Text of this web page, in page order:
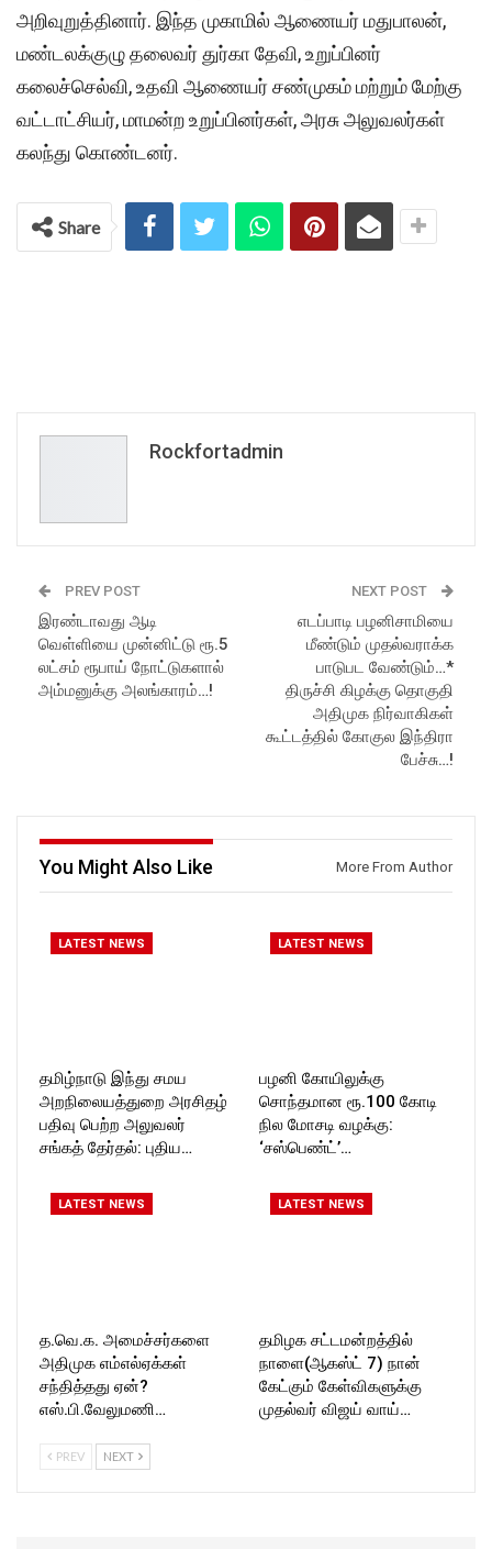
அறிவுறுத்தினார். இந்த முகாமில் ஆணையர் மதுபாலன்,
மண்டலக்குழு தலைவர் துர்கா தேவி, உறுப்பினர்
கலைச்செல்வி, உதவி ஆணையர் சண்முகம் மற்றும் மேற்கு
வட்டாட்சியர், மாமன்ற உறுப்பினர்கள், அரசு அலுவலர்கள்
கலந்து கொண்டனர்.
Share
Rockfortadmin
PREV POST
இரண்டாவது ஆடி
வெள்ளியை முன்னிட்டு ரூ.5
லட்சம் ரூபாய் நோட்டுகளால்
அம்மனுக்கு அலங்காரம்…!
NEXT POST
எடப்பாடி பழனிசாமியை
மீண்டும் முதல்வராக்க
பாடுபட வேண்டும்…*
திருச்சி கிழக்கு தொகுதி
அதிமுக நிர்வாகிகள்
கூட்டத்தில் கோகுல இந்திரா
பேச்சு…!
You Might Also Like More From Author
LATEST NEWS
தமிழ்நாடு இந்து சமய
அறநிலையத்துறை அரசிதழ்
பதிவு பெற்ற அலுவலர்
சங்கத் தேர்தல்: புதிய…
LATEST NEWS
பழனி கோயிலுக்கு
சொந்தமான ரூ.100 கோடி
நில மோசடி வழக்கு:
‘சஸ்பெண்ட்’…
LATEST NEWS
த.வெ.க. அமைச்சர்களை
அதிமுக எம்எல்ஏக்கள்
சந்தித்தது ஏன்?
எஸ்.பி.வேலுமணி…
LATEST NEWS
தமிழக சட்டமன்றத்தில்
நாளை(ஆகஸ்ட் 7) நான்
கேட்கும் கேள்விகளுக்கு
முதல்வர் விஜய் வாய்…
PREV NEXT